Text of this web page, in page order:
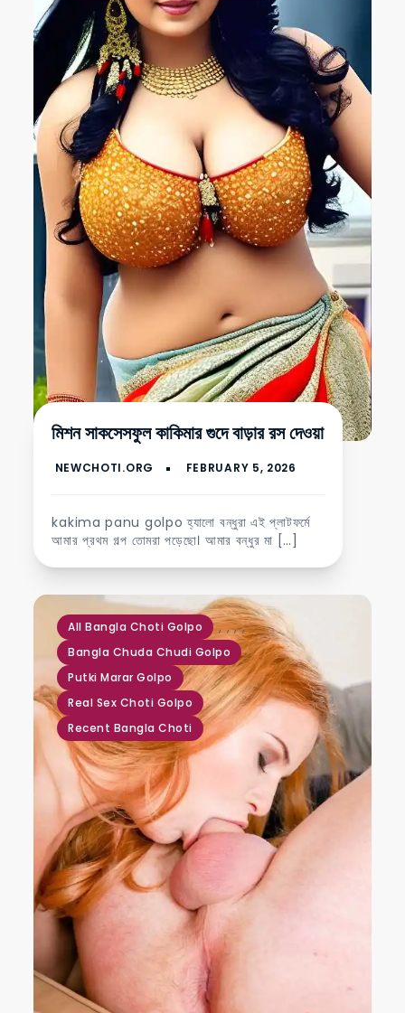
মিশন সাকসেসফুল কাকিমার গুদে বাড়ার রস দেওয়া
kakima panu golpo হ্যালো বন্ধুরা এই প্লাটফর্মে
আমার প্রথম গল্প তোমরা পড়েছো। আমার বন্ধুর মা […]
All Bangla Choti Golpo ,
Bangla Chuda Chudi Golpo
,
Putki Marar Golpo
,
Real Sex Choti Golpo
,
Recent Bangla Choti